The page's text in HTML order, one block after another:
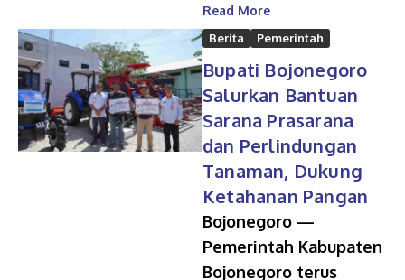
Read More
Berita Pemerintah
Bupati Bojonegoro
Salurkan Bantuan
Sarana Prasarana
dan Perlindungan
Tanaman, Dukung
Ketahanan Pangan
Bojonegoro —
Pemerintah Kabupaten
Bojonegoro terus